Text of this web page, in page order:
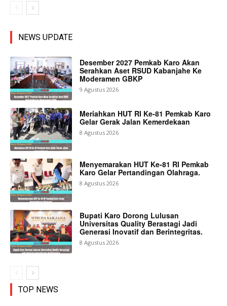
NEWS UPDATE
Desember 2027 Pemkab Karo Akan
Serahkan Aset RSUD Kabanjahe Ke
Moderamen GBKP
9 Agustus 2026
Meriahkan HUT RI Ke-81 Pemkab Karo
Gelar Gerak Jalan Kemerdekaan
8 Agustus 2026
Menyemarakan HUT Ke-81 RI Pemkab
Karo Gelar Pertandingan Olahraga.
8 Agustus 2026
Bupati Karo Dorong Lulusan
Universitas Quality Berastagi Jadi
Generasi Inovatif dan Berintegritas.
8 Agustus 2026
TOP NEWS